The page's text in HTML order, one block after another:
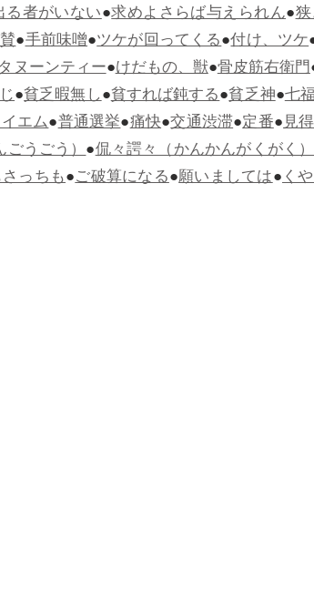
る者がいない●求めよさらば与えられん●
●手前味噌●ツケが回ってくる●付け、ツケ
ヌーンティー●けだもの、獣●骨皮筋右衛門
●貧乏暇無し●貧すれば鈍する●貧乏神●七
エム●普通選挙●痛快●交通渋滞●定番●見
ごうごう）●侃々諤々（かんかんがくがく）
っちも●ご破算になる●願いましては●く